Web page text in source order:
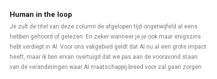
Human in the loop
Je zult de titel van deze column de afgelopen tijd ongetwijfeld al eens
hebben gehoord of gelezen. En zeker wanneer je je ook maar enigszins
hebt verdiept in AI. Voor ons vakgebied geldt dat AI nu al een grote impact
heeft, maar ik ben ervan overtuigd dat we pas aan de vooravond staan
van de veranderingen waar AI maatschappij-breed voor zal gaan zorgen.